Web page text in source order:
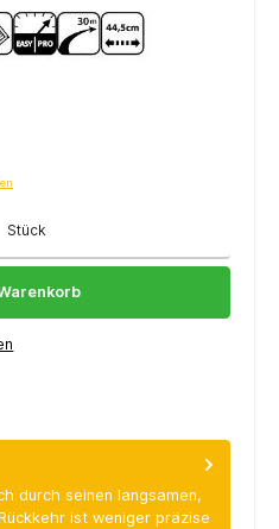
Stück
durch seinen langsamen,
ist weniger präzise